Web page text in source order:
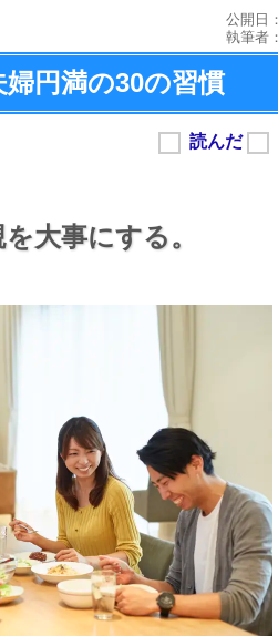
公開日
執筆者：
円満の30の習慣
大事にする。